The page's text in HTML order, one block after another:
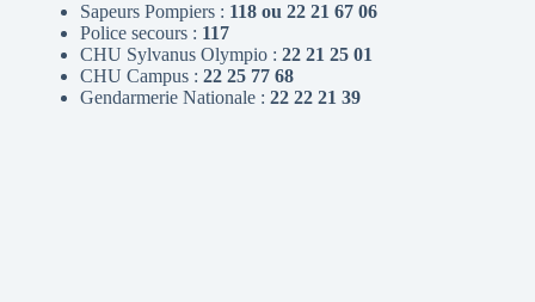
Sapeurs Pompiers : 118 ou 22 21 67 06
Police secours : 117
CHU Sylvanus Olympio : 22 21 25 01
CHU Campus : 22 25 77 68
Gendarmerie Nationale : 22 22 21 39